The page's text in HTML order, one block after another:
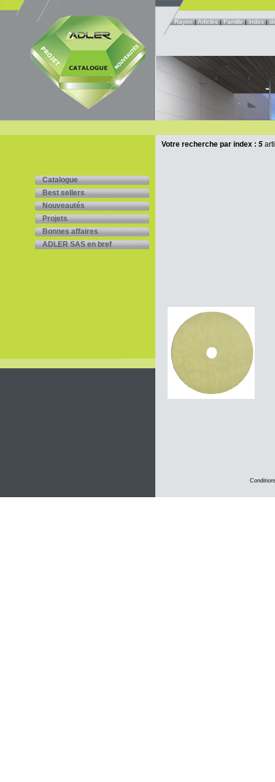
Rayon|Articles|Famille|index|
Catalogue
Best sellers
Nouveautés
Projets
Bonnes affaires
ADLER SAS en bref
Votre recherche par index : 5